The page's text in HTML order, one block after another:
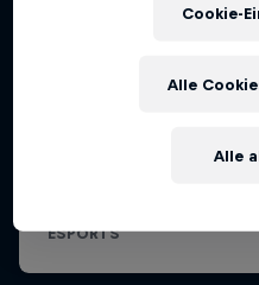
Cookie-
Alle
Alle